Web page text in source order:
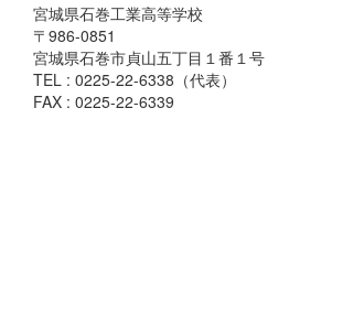
宮城県石巻工業高等学校
〒986-0851
宮城県石巻市貞山五丁目１番１号
TEL : 0225-22-6338（代表）
FAX : 0225-22-6339